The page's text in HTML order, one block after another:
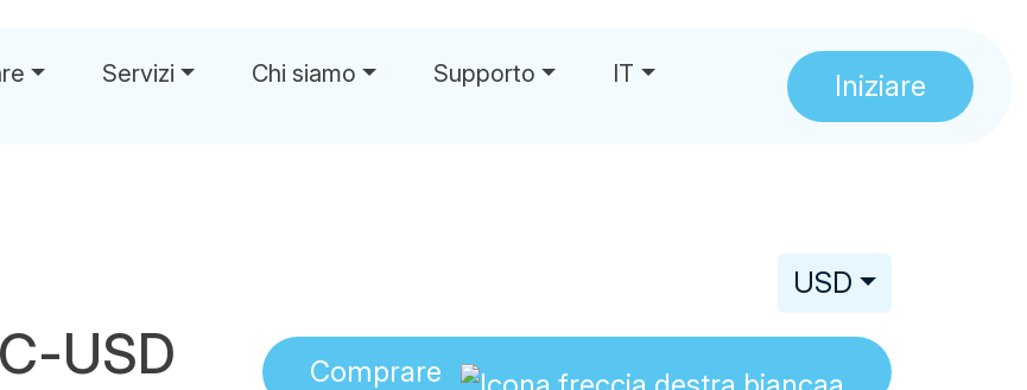
Servizi Chi siamo Supporto IT Iniziare
USD
USD
Comprare